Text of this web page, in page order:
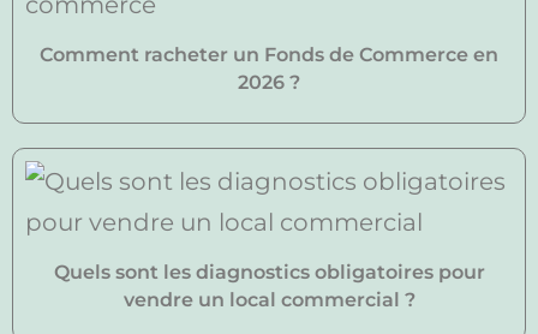
Comment racheter un Fonds de Commerce en
2026 ?
Quels sont les diagnostics obligatoires pour
vendre un local commercial ?